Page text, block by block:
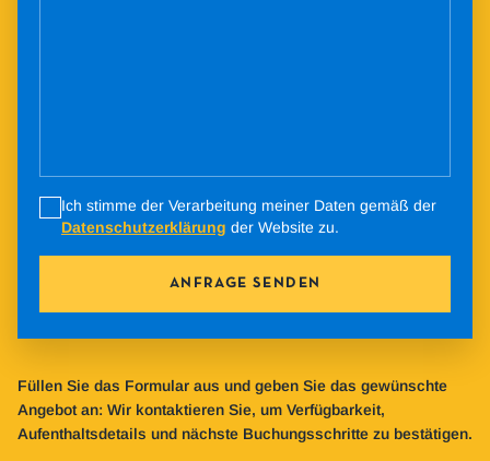
Füllen Sie das Formular aus und geben Sie das gewünschte
Angebot an: Wir kontaktieren Sie, um Verfügbarkeit,
Aufenthaltsdetails und nächste Buchungsschritte zu bestätigen.
Ich stimme der Verarbeitung meiner Daten gemäß der
Datenschutzerklärung der Website zu.
ANFRAGE SENDEN